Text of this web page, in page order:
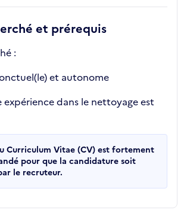
et prérequis
:
et autonome
expérience dans le nettoyage est
Curriculum Vitae (CV) est fortement
pour que la candidature soit
le recruteur.